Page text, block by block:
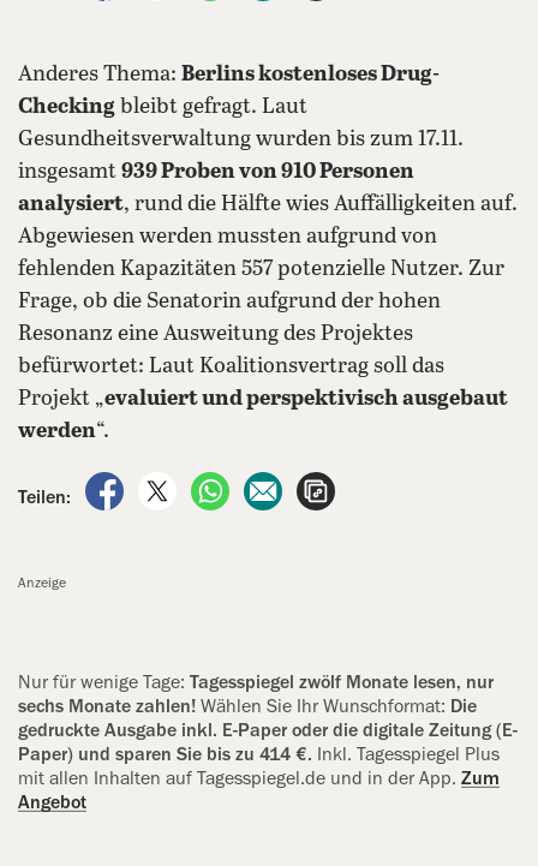
Anderes Thema: Berlins kostenloses Drug-
Checking bleibt gefragt. Laut
Gesundheitsverwaltung wurden bis zum 17.11.
insgesamt 939 Proben von 910 Personen
analysiert, rund die Hälfte wies Auffälligkeiten auf.
Abgewiesen werden mussten aufgrund von
fehlenden Kapazitäten 557 potenzielle Nutzer. Zur
Frage, ob die Senatorin aufgrund der hohen
Resonanz eine Ausweitung des Projektes
befürwortet: Laut Koalitionsvertrag soll das
Projekt „evaluiert und perspektivisch ausgebaut
werden“.
Teilen:
auf Facebook teilen
auf X teilenper WhatsApp teilen
per E-Mail teilen
Anzeige
Nur für wenige Tage: Tagesspiegel zwölf Monate lesen, nur
sechs ‍Monate zahlen! Wählen Sie Ihr Wunschformat: Die
gedruckte Ausgabe inkl. E-Paper oder die digitale Zeitung (E-
Paper) und sparen Sie bis zu 414 €. Inkl. Tagesspiegel Plus
mit allen Inhalten auf Tagesspiegel.de und in der App. Zum
Angebot